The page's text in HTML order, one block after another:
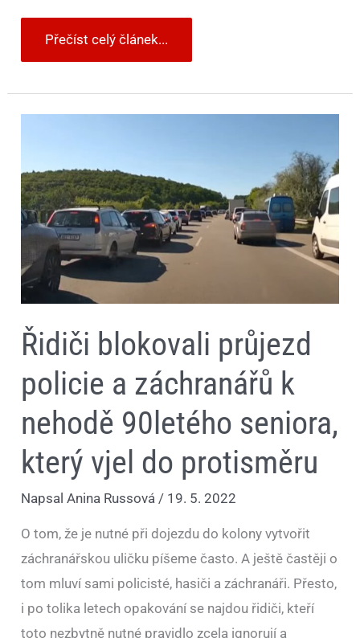
Přečíst celý článek...
Řidiči blokovali průjezd
policie a záchranářů k
nehodě 90letého seniora,
který vjel do protisměru
NapsalAnina Russová / 19. 5. 2022
O tom, že je nutné při dojezdu do kolony vytvořit
záchranářskou uličku píšeme často. A ještě častěji o
tom mluví sami policisté, hasiči a záchranáři. Přesto,
i po tolika letech opakování se najdou řidiči, kteří
toto nezbytně nutné pravidlo zcela ignorují a
a
záchranářů
k
nehodě
90letého
seniora,
který
vjel
do
protisměru